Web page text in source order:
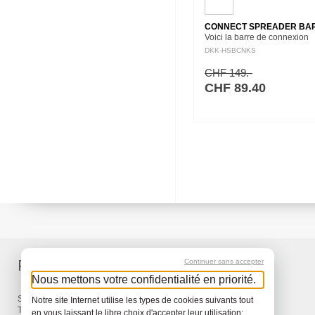
CONNECT SPREADER
Voici la barre de connexion
révolutionnaire ; avec un
fiable et la première en son
La…
DKK-HSBCNKS
CHF 149.-
CHF 89.40
Produits
Sacs à dos et Sacs
Travel
Services
Livraison
Garantie
Continuer sans accepter
Nous mettons votre confidentialité en priorité.
Notre site Internet utilise les types de cookies suivants tout
en vous laissant le libre choix d'accepter leur utilisation: